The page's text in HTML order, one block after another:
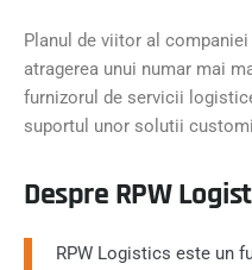
Planul de viitor al
atragerea unui numar mai
furnizorul de servicii
suportul unor solutii
Despre RPW
RPW Logistics este un